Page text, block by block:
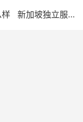
样
新加坡独立服务器